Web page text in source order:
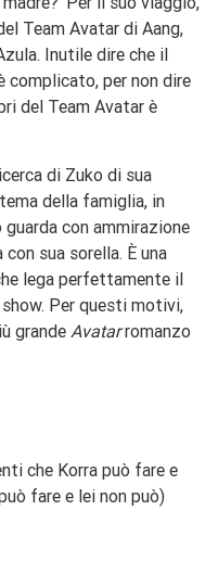
Team Avatar di Aang,
Inutile dire che il
complicato, per non dire
del Team Avatar è
di Zuko di sua
della famiglia, in
con ammirazione
sua sorella. È una
lega perfettamente il
Per questi motivi,
grandeAvatarromanzo
che Korra può fare e
fare e lei non può)